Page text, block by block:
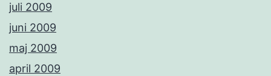
juli 2009
juni 2009
maj 2009
april 2009